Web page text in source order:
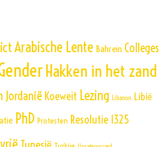
Arabische Lente Bahrein Colleges
Hakken in het zand
Jordanië Koeweit Lezing Libanon Libië
PhD Protesten Resolutie 1325